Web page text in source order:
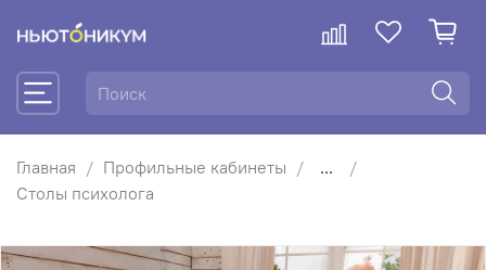
Главная Профильные кабинеты
...
Столы психолога